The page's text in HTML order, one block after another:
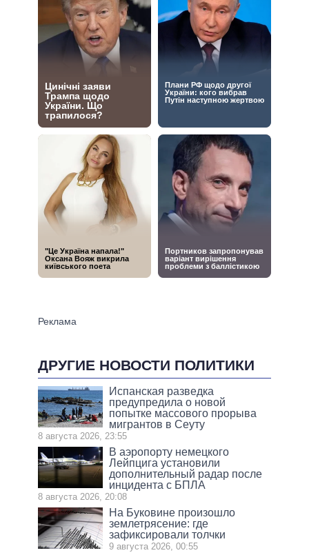
ДРУГИЕ НОВОСТИ ПОЛИТИКИ
Испанская разведка
предупредила о новой
попытке массового прорыва
мигрантов в Сеуту
8 августа 2026, 23:55
В аэропорту немецкого
Лейпцига установили
дополнительный радар после
инцидента с БПЛА
8 августа 2026, 20:08
На Буковине произошло
землетрясение: где
зафиксировали толчки
9 августа 2026, 00:55